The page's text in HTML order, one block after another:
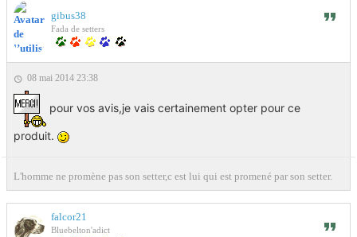
gibus38
Fada de setters
08 mai 2014 23:38
pour vos avis,je vais certainement opter pour ce
produit.
L'homme ne promène pas son setter,c est lui qui est promené par son setter.
falcor21
Bluebelton'adict